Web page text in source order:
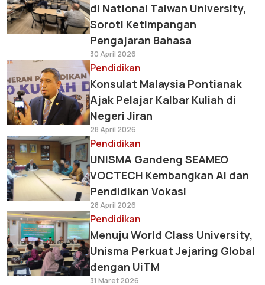
di National Taiwan University,
Soroti Ketimpangan
Pengajaran Bahasa
30 April 2026
Pendidikan
Konsulat Malaysia Pontianak
Ajak Pelajar Kalbar Kuliah di
Negeri Jiran
28 April 2026
Pendidikan
UNISMA Gandeng SEAMEO
VOCTECH Kembangkan AI dan
Pendidikan Vokasi
28 April 2026
Pendidikan
Menuju World Class University,
Unisma Perkuat Jejaring Global
dengan UiTM
31 Maret 2026